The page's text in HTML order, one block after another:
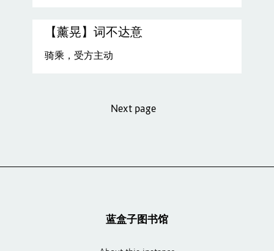
【薰晃】词不达意
骑乘，受方主动
Next page
蓝盒子图书馆